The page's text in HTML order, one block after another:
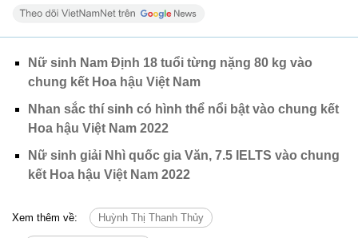
Nữ sinh Nam Định 18 tuổi từng nặng 80 kg vào
chung kết Hoa hậu Việt Nam
Nhan sắc thí sinh có hình thể nổi bật vào chung kết
Hoa hậu Việt Nam 2022
Nữ sinh giải Nhì quốc gia Văn, 7.5 IELTS vào chung
kết Hoa hậu Việt Nam 2022
Xem thêm về: Huỳnh Thị Thanh Thủy